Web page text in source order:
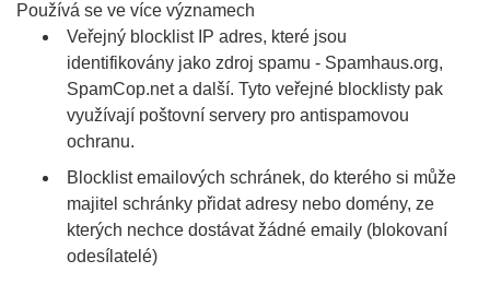
Používá se ve více významech
Veřejný blocklist IP adres, které jsou
identifikovány jako zdroj spamu - Spamhaus.org,
SpamCop.net a další. Tyto veřejné blocklisty pak
využívají poštovní servery pro antispamovou
ochranu.
Blocklist emailových schránek, do kterého si může
majitel schránky přidat adresy nebo domény, ze
kterých nechce dostávat žádné emaily (blokovaní
odesílatelé)